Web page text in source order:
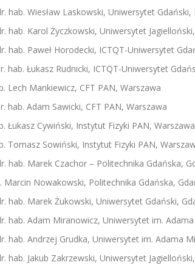
hab. Wiesław Laskowski, Uniwersytet
hab. Karol Życzkowski, Uniwersytet
hab. Paweł Horodecki, ICTQT-Uniwersytet
hab. Łukasz Rudnicki, ICTQT-Uniwersytet
Lech Mankiewicz, CFT PAN, Warszawa
hab. Adam Sawicki, CFT PAN, Warszawa
Łukasz Cywiński, Instytut Fizyki PAN, Warszawa
Tomasz Sowiński, Instytut Fizyki PAN,
hab. Marek Czachor – Politechnika Gdańska,
Marcin Nowakowski, Politechnika Gdańska,
hab. Marek Żukowski, Uniwersytet Gdański,
hab. Adam Miranowicz, Uniwersytet im.
hab. Andrzej Grudka, Uniwersytet im. Adama
hab. Jakub Zakrzewski, Uniwersytet